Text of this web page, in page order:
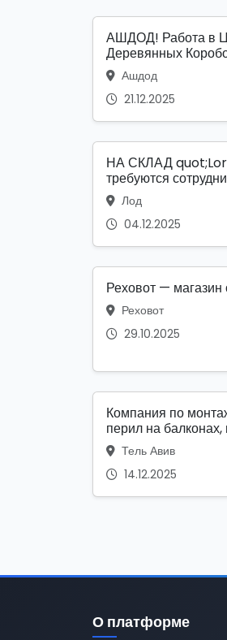
АШДОД! Работа в
Деревянных
Ашдод
21.12.2025
НА СКЛАД
требуются
Лод
04.12.2025
Реховот —
Реховот
29.10.2025
Компания по
перил на балконах,
Тель Авив
14.12.2025
О платформе